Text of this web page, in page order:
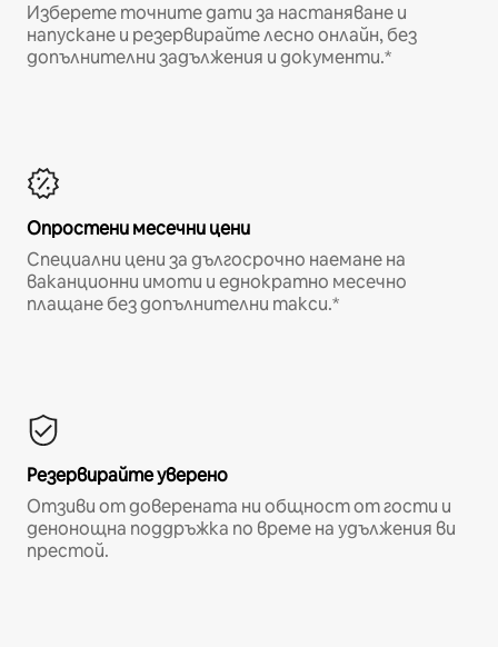
Изберете точните дати за настаняване и
напускане и резервирайте лесно онлайн, без
допълнителни задължения и документи.*
Опростени месечни цени
Специални цени за дългосрочно наемане на
ваканционни имоти и еднократно месечно
плащане без допълнителни такси.*
Резервирайте уверено
Отзиви от доверената ни общност от гости и
денонощна поддръжка по време на удължения ви
престой.